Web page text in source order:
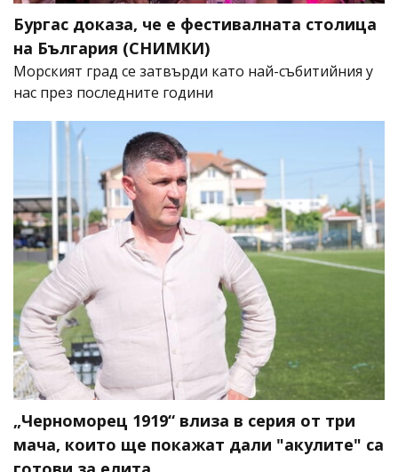
Бургас доказа, че е фестивалната столица
на България (СНИМКИ)
Морският град се затвърди като най-събитийния у
нас през последните години
„Черноморец 1919“ влиза в серия от три
мача, които ще покажат дали "акулите" са